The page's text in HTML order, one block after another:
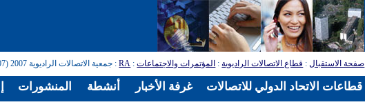
صفحة الاستقبال: قطاع الاتصالات الراديوية: المؤتمرات والاجتماعات:
RA: جمعية الاتصالات الراديوية 2007 (RA-07)
المنشورات أنشطة غرفة الأخبار قطاعات الاتحاد الدولي للاتصالات